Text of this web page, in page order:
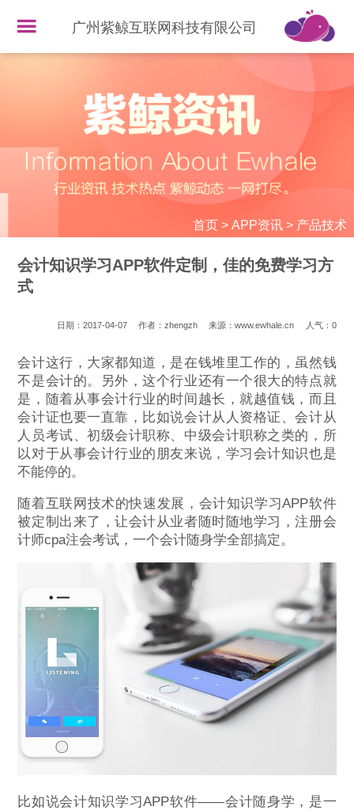
广州紫鲸互联网科技有限公司
首页> APP资讯> 产品技术
会计知识学习APP软件定制，佳的免费学习方
式
日期：2017-04-07 作者：zhengzh 来源：www.ewhale.cn 人气： 0
会计这行，大家都知道，是在钱堆里工作的，虽然钱
不是会计的。另外，这个行业还有一个很大的特点就
是，随着从事会计行业的时间越长，就越值钱，而且
会计证也要一直靠，比如说会计从人资格证、会计从
人员考试、初级会计职称、中级会计职称之类的，所
以对于从事会计行业的朋友来说，学习会计知识也是
不能停的。
随着互联网技术的快速发展，会计知识学习APP软件
被定制出来了，让会计从业者随时随地学习，注册会
计师cpa注会考试，一个会计随身学全部搞定。
比如说会计知识学习APP软件——会计随身学，是一